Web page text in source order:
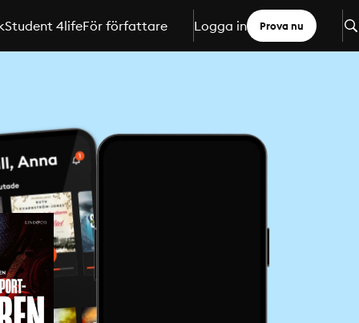
Student 4lifeFör författare Logga in Prova nu